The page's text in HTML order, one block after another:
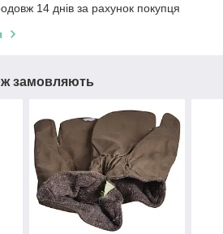
14 днів за рахунок покупця
замовляють